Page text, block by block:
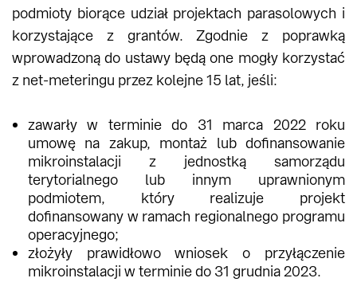
podmioty biorące udział projektach parasolowych i
korzystające z grantów. Zgodnie z poprawką
wprowadzoną do ustawy będą one mogły korzystać
z net-meteringu przez kolejne 15 lat, jeśli:
zawarły w terminie do 31 marca 2022 roku
umowę na zakup, montaż lub dofinansowanie
mikroinstalacji z jednostką samorządu
terytorialnego lub innym uprawnionym
podmiotem, który realizuje projekt
dofinansowany w ramach regionalnego programu
operacyjnego;
złożyły prawidłowo wniosek o przyłączenie
mikroinstalacji w terminie do 31 grudnia 2023.